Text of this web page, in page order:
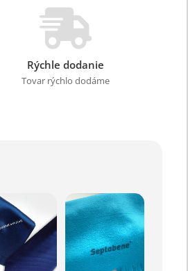
Rýchle dodanie
Tovar rýchlo dodáme